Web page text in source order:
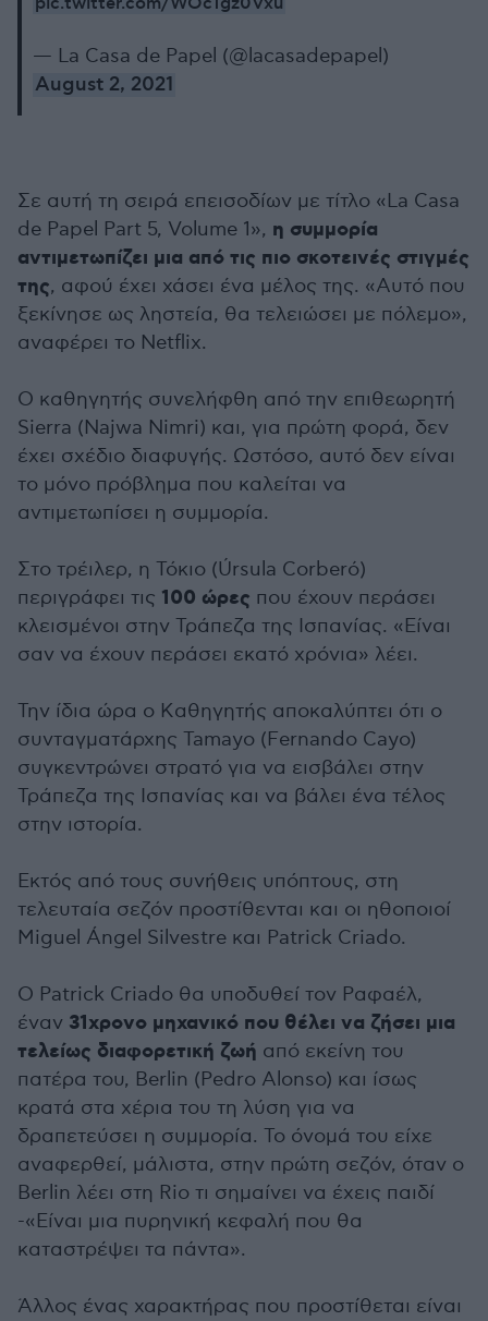
— La Casa de Papel (@lacasadepapel)
August 2, 2021
Σε αυτή τη σειρά επεισοδίων με τίτλο «La Casa
de Papel Part 5, Volume 1», η συμμορία
αντιμετωπίζει μια από τις πιο σκοτεινές στιγμές
της, αφού έχει χάσει ένα μέλος της. «Αυτό που
ξεκίνησε ως ληστεία, θα τελειώσει με πόλεμο»,
αναφέρει το Netflix.
Ο καθηγητής συνελήφθη από την επιθεωρητή
Sierra (Najwa Nimri) και, για πρώτη φορά, δεν
έχει σχέδιο διαφυγής. Ωστόσο, αυτό δεν είναι
το μόνο πρόβλημα που καλείται να
αντιμετωπίσει η συμμορία.
Στο τρέιλερ, η Τόκιο (Úrsula Corberó)
περιγράφει τις 100 ώρες που έχουν περάσει
κλεισμένοι στην Τράπεζα της Ισπανίας. «Είναι
σαν να έχουν περάσει εκατό χρόνια» λέει.
Την ίδια ώρα ο Kαθηγητής αποκαλύπτει ότι ο
συνταγματάρχης Tamayo (Fernando Cayo)
συγκεντρώνει στρατό για να εισβάλει στην
Τράπεζα της Ισπανίας και να βάλει ένα τέλος
στην ιστορία.
Εκτός από τους συνήθεις υπόπτους, στη
τελευταία σεζόν προστίθενται και οι ηθοποιοί
Miguel Ángel Silvestre και Patrick Criado.
Ο Patrick Criado θα υποδυθεί τον Ραφαέλ,
έναν 31χρονο μηχανικό που θέλει να ζήσει μια
τελείως διαφορετική ζωή από εκείνη του
πατέρα του, Berlin (Pedro Alonso) και ίσως
κρατά στα χέρια του τη λύση για να
δραπετεύσει η συμμορία. Το όνομά του είχε
αναφερθεί, μάλιστα, στην πρώτη σεζόν, όταν ο
Berlin λέει στη Rio τι σημαίνει να έχεις παιδί
-«Είναι μια πυρηνική κεφαλή που θα
καταστρέψει τα πάντα».
Άλλος ένας χαρακτήρας που προστίθεται είναι